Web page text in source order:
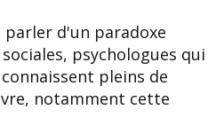
d'un paradoxe
psychologues qui
pleins de
notamment cette